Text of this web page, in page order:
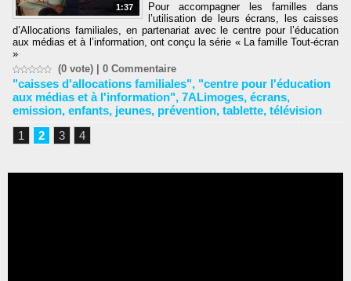
1:37
Pour accompagner les familles dans
l’utilisation de leurs écrans, les caisses
d’Allocations familiales, en partenariat avec le centre pour l’éducation
aux médias et à l’information, ont conçu la série « La famille Tout-écran
»
(0 vote) | 0 Commentaire
"caisses d'allocations familiales", "centre pour l'éducation
aux médias et à l'information", 7ALimoges, écrans,
emission, enfants, jeunes, prévention, tablette, télévision
1
2 3 4